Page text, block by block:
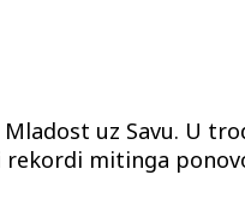
uz Savu. U
mitinga